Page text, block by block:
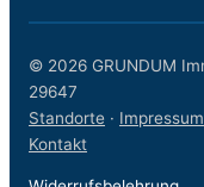
© 2026 GRUNDUM
29647
Standorte · Impressum
Kontakt